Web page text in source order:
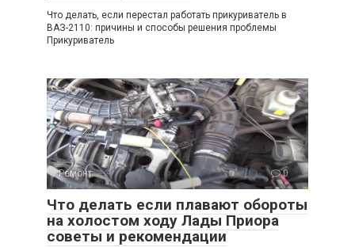
Что делать, если перестал работать прикуриватель в
ВАЗ-2110: причины и способы решения проблемы
Прикуриватель
Ремонт 0
Что делать если плавают обороты
на холостом ходу Лады Приора
советы и рекомендации